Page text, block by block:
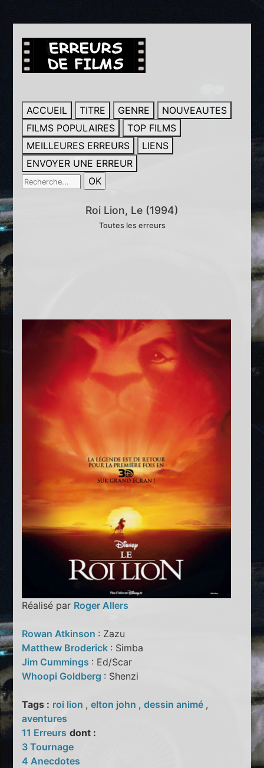
ACCUEIL TITRE GENRE
NOUVEAUTES
FILMS POPULAIRES
TOP FILMS
MEILLEURES ERREURS
LIENS
ENVOYER UNE ERREUR
Roi Lion, Le (1994)
Toutes les erreurs
Réalisé par Roger Allers
Rowan Atkinson : Zazu
Matthew Broderick : Simba
Jim Cummings : Ed/Scar
Whoopi Goldberg : Shenzi
Tags : roi lion ,elton john ,dessin animé ,
aventures
11 Erreurs dont :
3 Tournage
4 Anecdotes